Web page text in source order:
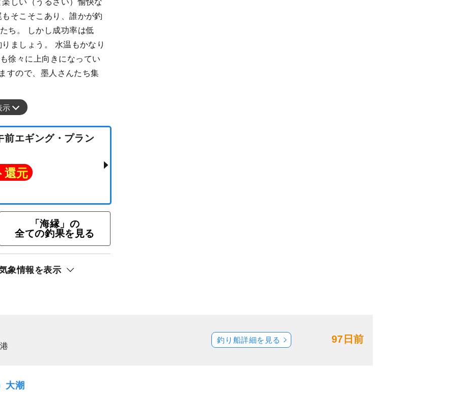
そこそこあり、誰かが釣
ち。 しかし成功率は低
ましょう。 水温もかなり
徐々に上向きになってい
すので、墨人さんたち集
示
午前エギング・プラン
「海縁」の
全ての釣果を見る
象情報を表示
97日前
釣り船詳細を見る
大潮